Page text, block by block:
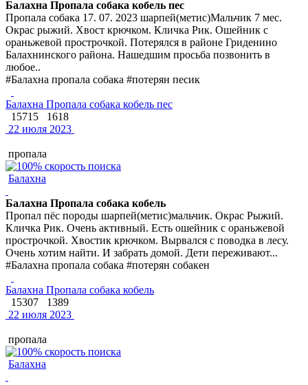
Балахна Пропала собака кобель пес
Пропала собака 17. 07. 2023 шарпей(метис)Мальчик 7 мес.
Окрас рыжий. Хвост крючком. Кличка Рик. Ошейник с
ораньжевой прострочкой. Потерялся в районе Гриденино
Балахнинского района. Нашедшим просьба позвонить в
любое..
#Балахна пропала собака #потерян песик
Балахна Пропала собака кобель пес
15715
1618
22 июля 2023
пропала
Балахна
Балахна Пропала собака кобель
Пропал пёс породы шарпей(метис)мальчик. Окрас Рыжий.
Кличка Рик. Очень активный. Есть ошейник с ораньжевой
прострочкой. Хвостик крючком. Вырвался с поводка в лесу.
Очень хотим найти. И забрать домой. Дети переживают...
#Балахна пропала собака #потерян собакен
Балахна Пропала собака кобель
15307
1389
22 июля 2023
пропала
Балахна